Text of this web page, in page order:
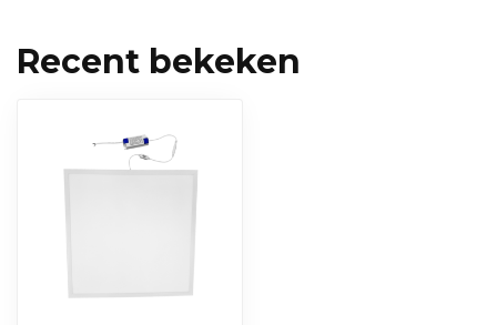
Recent bekeken